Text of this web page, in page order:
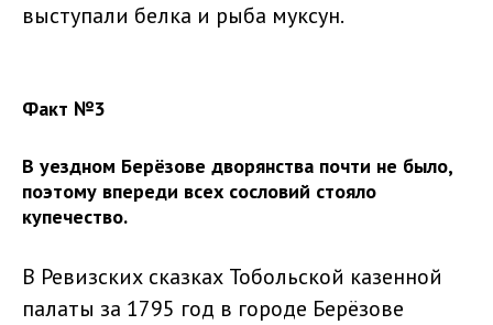
выступали белка и рыба муксун.
Факт №3
В уездном Берёзове дворянства почти не было,
поэтому впереди всех сословий стояло
купечество.
В Ревизских сказках Тобольской казенной
палаты за 1795 год в городе Берёзове